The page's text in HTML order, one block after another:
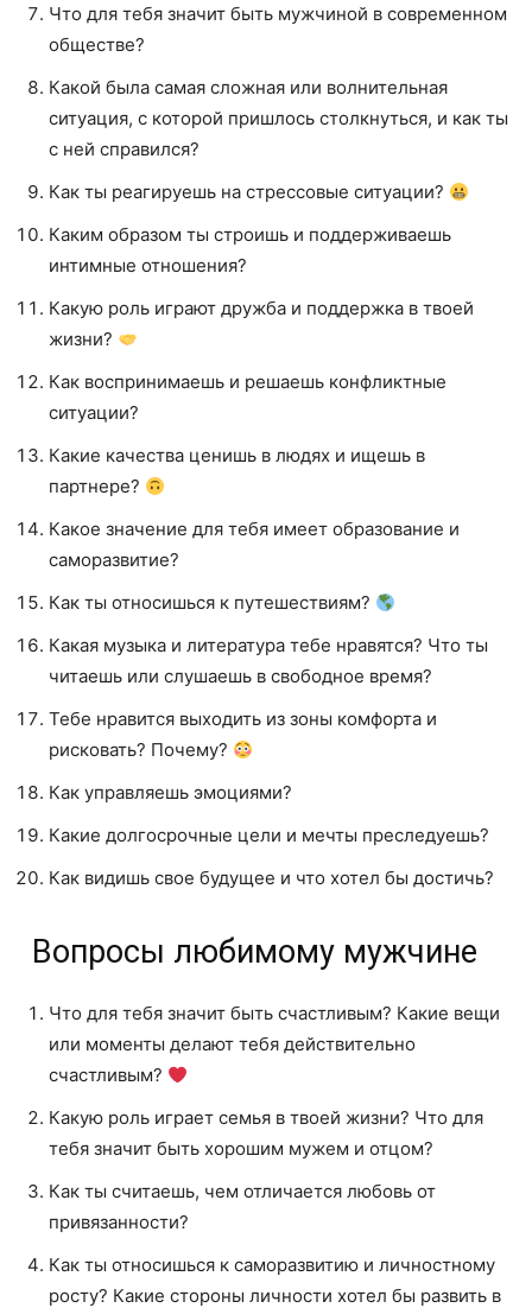
Что для тебя значит быть мужчиной в современном
обществе?
Какой была самая сложная или волнительная
ситуация, с которой пришлось столкнуться, и как ты
с ней справился?
Как ты реагируешь на стрессовые ситуации?
Каким образом ты строишь и поддерживаешь
интимные отношения?
Какую роль играют дружба и поддержка в твоей
жизни?
Как воспринимаешь и решаешь конфликтные
ситуации?
Какие качества ценишь в людях и ищешь в
партнере?
Какое значение для тебя имеет образование и
саморазвитие?
Как ты относишься к путешествиям?
Какая музыка и литература тебе нравятся? Что ты
читаешь или слушаешь в свободное время?
Тебе нравится выходить из зоны комфорта и
рисковать? Почему?
Как управляешь эмоциями?
Какие долгосрочные цели и мечты преследуешь?
Как видишь свое будущее и что хотел бы достичь?
Вопросы любимому мужчине
Что для тебя значит быть счастливым? Какие вещи
или моменты делают тебя действительно
счастливым?
Какую роль играет семья в твоей жизни? Что для
тебя значит быть хорошим мужем и отцом?
Как ты считаешь, чем отличается любовь от
привязанности?
Как ты относишься к саморазвитию и личностному
росту? Какие стороны личности хотел бы развить в